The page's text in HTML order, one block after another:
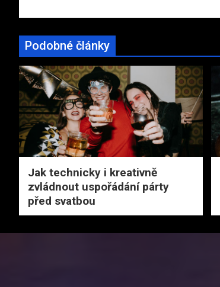
příspěvek
Podobné články
Jak technicky i kreativně
zvládnout uspořádání párty
před svatbou